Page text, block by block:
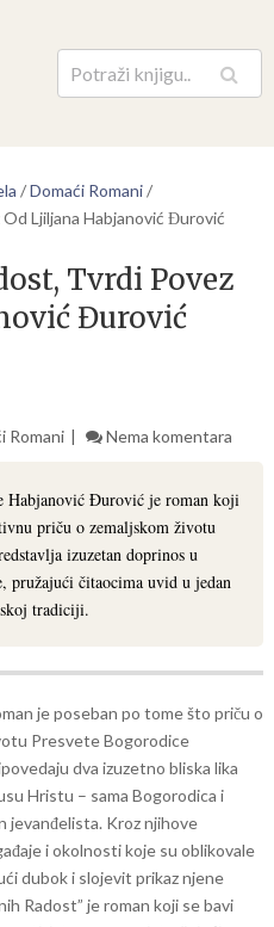
Pretraga
/Domaći Romani/
Ljiljana Habjanović Đurović
Tvrdi Povez
Đurović
Romani Nema komentara
Đurović je roman koji
priču o zemaljskom životu
izuzetan doprinos u
pružajući čitaocima uvid u jedan
tradiciji.
je poseban po tome što priču o
Presvete Bogorodice
dva izuzetno bliska lika
Hristu – sama Bogorodica i
jevanđelista. Kroz njihove
i okolnosti koje su oblikovale
dubok i slojevit prikaz njene
Radost” je roman koji se bavi